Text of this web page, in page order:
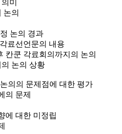
미
논의
논의 경과
료선언문의 내용
칸쿤 각료회의까지의 논의
논의 상황
의의 문제점에 대한 평가
의 문제
에 대한 미정립